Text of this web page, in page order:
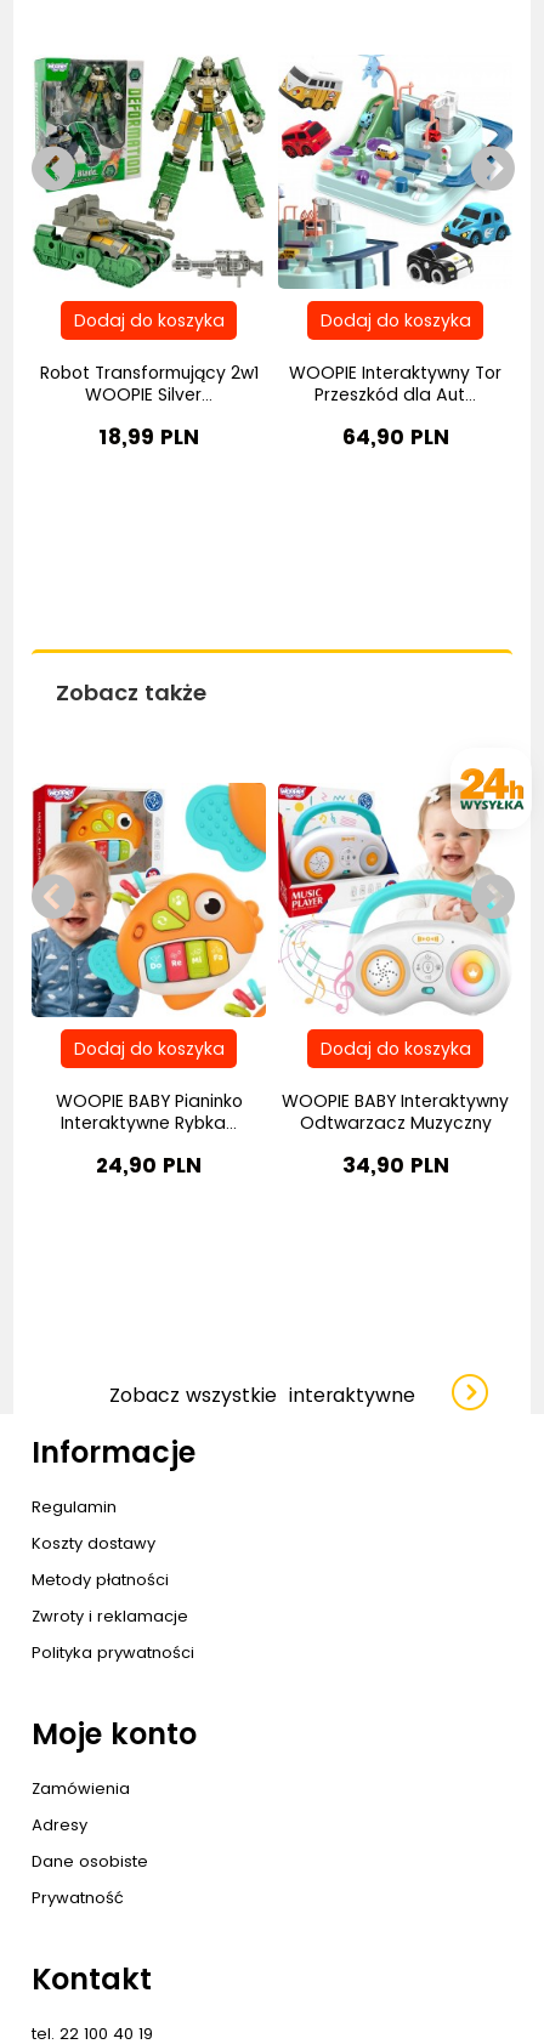
Robot Transformujący 2w1
WOOPIE Silver...
18,99 PLN
WOOPIE Interaktywny Tor
Przeszkód dla Aut...
64,90 PLN
Zobacz także
WOOPIE BABY Pianinko
Interaktywne Rybka...
24,90 PLN
WOOPIE BABY Interaktywny
Odtwarzacz Muzyczny
34,90 PLN
Zobacz wszystkie interaktywne
Informacje
Regulamin
Koszty dostawy
Metody płatności
Zwroty i reklamacje
Polityka prywatności
Moje konto
Zamówienia
Adresy
Dane osobiste
Prywatność
Kontakt
tel. 22 100 40 19